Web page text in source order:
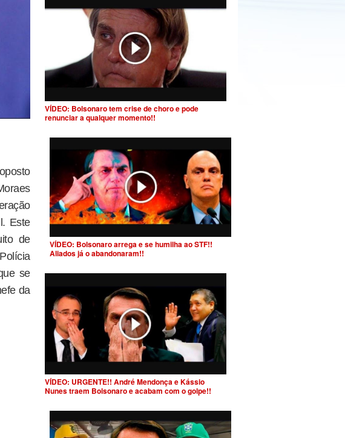
Este
de
se
da
VÍDEO: Bolsonaro tem crise de choro e pode
renunciar a qualquer momento!!
VÍDEO: Bolsonaro arrega e se humilha ao STF!!
Aliados já o abandonaram!!
VÍDEO: URGENTE!! André Mendonça e Kássio
Nunes traem Bolsonaro e acabam com o golpe!!